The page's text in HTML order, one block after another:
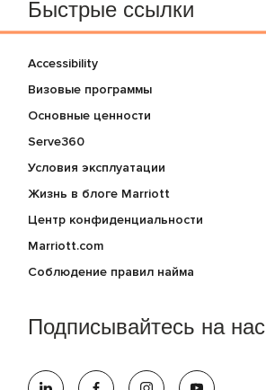
Быстрые ссылки
Accessibility
Визовые программы
Основные ценности
Serve360
Условия эксплуатации
Жизнь в блоге Marriott
Центр конфиденциальности
Marriott.com
Соблюдение правил найма
Подписывайтесь на нас